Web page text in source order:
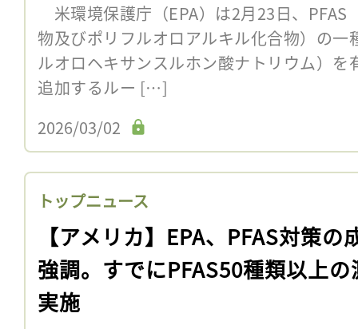
米環境保護庁（EPA）は2月23日、PFAS
物及びポリフルオロアルキル化合物）の一
ルオロヘキサンスルホン酸ナトリウム）を
追加するルー […]
2026/03/02
トップニュース
【アメリカ】EPA、PFAS対策の
強調。すでにPFAS50種類以上の
実施